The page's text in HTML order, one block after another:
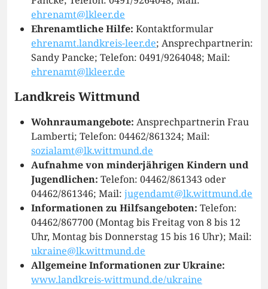
ehrenamt@lkleer.de
Ehrenamtliche Hilfe: Kontaktformular
ehrenamt.landkreis-leer.de; Ansprechpartnerin:
Sandy Pancke; Telefon: 0491/9264048; Mail:
ehrenamt@lkleer.de
Landkreis Wittmund
Wohnraumangebote: Ansprechpartnerin Frau
Lamberti; Telefon: 04462/861324; Mail:
sozialamt@lk.wittmund.de
Aufnahme von minderjährigen Kindern und
Jugendlichen: Telefon: 04462/861343 oder
04462/861346; Mail: jugendamt@lk.wittmund.de
Informationen zu Hilfsangeboten: Telefon:
04462/867700 (Montag bis Freitag von 8 bis 12
Uhr, Montag bis Donnerstag 15 bis 16 Uhr); Mail:
ukraine@lk.wittmund.de
Allgemeine Informationen zur Ukraine:
www.landkreis-wittmund.de/ukraine